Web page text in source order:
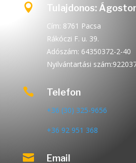
 Tulajdonos:
Cím: 8761 Pacsa
Rákóczi F. u. 39.
Adószám: 64350372-2-40
Nyilvántartási
 Telefon
+36 (30) 325-9656
+36 92 951 368
 Email